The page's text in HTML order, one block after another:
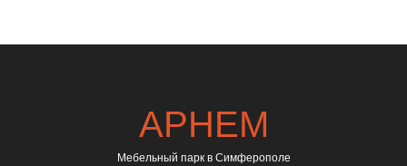
АРНЕМ
Мебельный парк в Симферополе